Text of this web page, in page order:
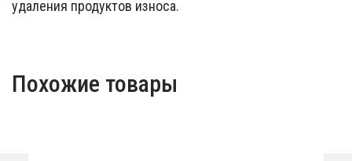
удаления продуктов износа.
Похожие товары